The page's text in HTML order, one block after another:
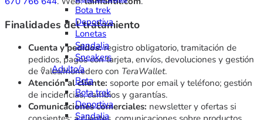
Finalidades del tratamiento
Cuenta y pedidos:registro obligatorio, tramitación de
pedidos, pagos con tarjeta, envíos, devoluciones y gestión
de vales/monedero con TeraWallet.
Atención al cliente: soporte por email y teléfono; gestión
de incidencias, cambios y garantías.
Comunicaciones comerciales: newsletter y ofertas si
Bota trek
Deportiva
Lonetas
Sandalia
Sneakers
Adulto/a
Bota
Bota trek
Deportiva
Sandalia